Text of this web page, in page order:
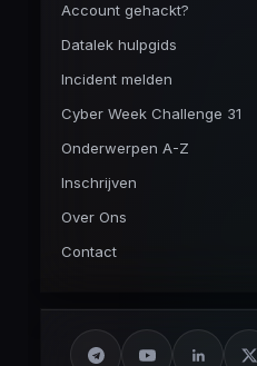
Account gehackt?
Datalek hulpgids
Incident melden
Cyber Week Challenge 31
Onderwerpen A-Z
Inschrijven
Over Ons
Contact